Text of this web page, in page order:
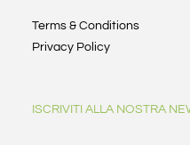
Terms & Conditions
Privacy Policy
ISCRIVITI ALLA NOSTRA